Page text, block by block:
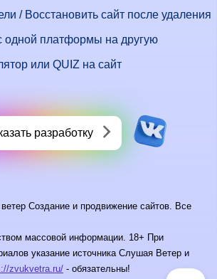
/ Восстановить сайт после удаления
одной платформы на другую
или QUIZ на сайт
разработку
Создание и продвижение сайтов. Все
массовой информации. 18+ При
указание источника Слушая Ветер и
zvukvetra.ru/ - обязательны!